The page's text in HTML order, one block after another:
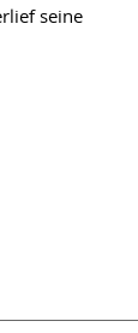
seine